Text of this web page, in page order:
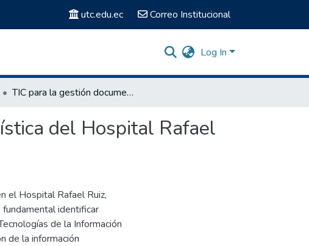
utc.edu.ec Correo Institucional
Log In
TIC para la gestión documental en el área de estadística del Hospital Rafael Ruiz del Cantón Pujilí.
del Hospital Rafael
el Hospital Rafael Ruiz,
identificar
de la Información
de la información